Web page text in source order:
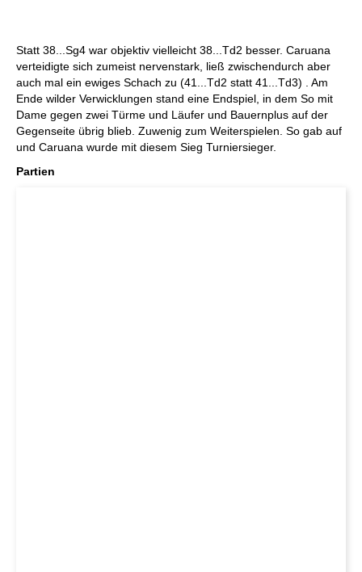
Statt 38...Sg4 war objektiv vielleicht 38...Td2 besser. Caruana
verteidigte sich zumeist nervenstark, ließ zwischendurch aber
auch mal ein ewiges Schach zu (41...Td2 statt 41...Td3) . Am
Ende wilder Verwicklungen stand eine Endspiel, in dem So mit
Dame gegen zwei Türme und Läufer und Bauernplus auf der
Gegenseite übrig blieb. Zuwenig zum Weiterspielen. So gab auf
und Caruana wurde mit diesem Sieg Turniersieger.
Partien